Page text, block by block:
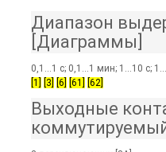
Диапазон
[Диаграммы]
0,1...1 с; 0,1...1 мин; 1...10 с;
[1]
[3] [6] [61] [62]
Выходные